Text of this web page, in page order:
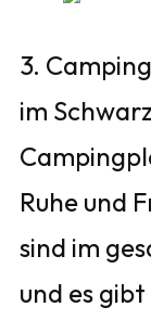
3.
im
Ruhe und
sind im
und es